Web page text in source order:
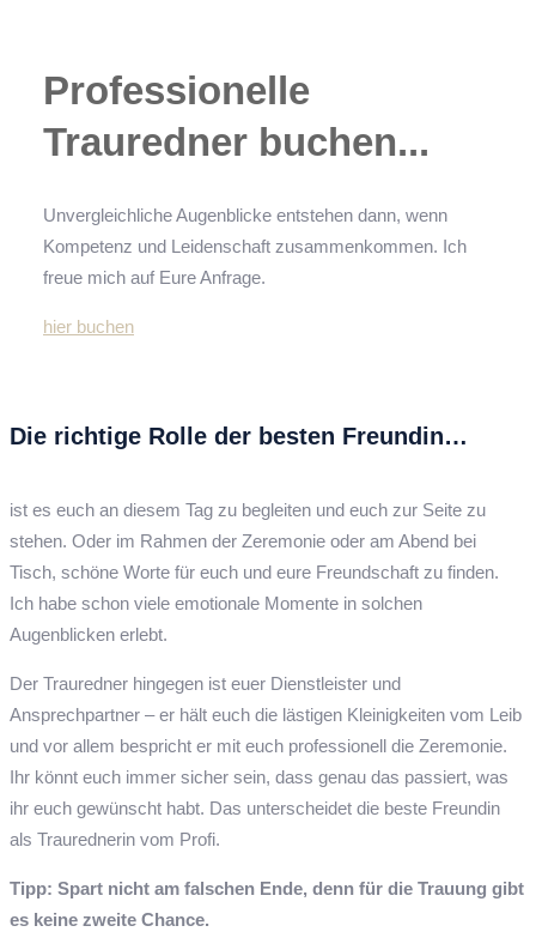
Professionelle
Trauredner buchen...
Unvergleichliche Augenblicke entstehen dann, wenn
Kompetenz und Leidenschaft zusammenkommen. Ich
freue mich auf Eure Anfrage.
hier buchen
Die richtige Rolle der besten Freundin…
ist es euch an diesem Tag zu begleiten und euch zur Seite zu
stehen. Oder im Rahmen der Zeremonie oder am Abend bei
Tisch, schöne Worte für euch und eure Freundschaft zu finden.
Ich habe schon viele emotionale Momente in solchen
Augenblicken erlebt.
Der Trauredner hingegen ist euer Dienstleister und
Ansprechpartner – er hält euch die lästigen Kleinigkeiten vom Leib
und vor allem bespricht er mit euch professionell die Zeremonie.
Ihr könnt euch immer sicher sein, dass genau das passiert, was
ihr euch gewünscht habt. Das unterscheidet die beste Freundin
als Traurednerin vom Profi.
Tipp: Spart nicht am falschen Ende, denn für die Trauung gibt
es keine zweite Chance.